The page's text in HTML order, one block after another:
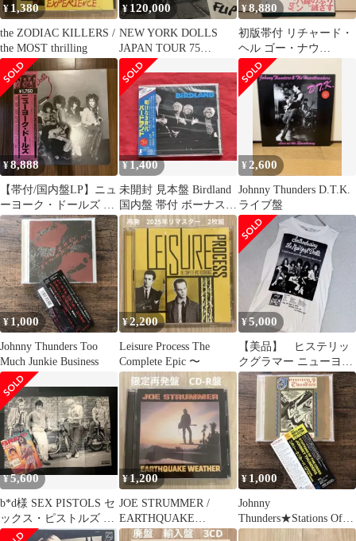
¥ 1,380
the ZODIAC KILLERS /
the MOST thrilling
¥ 120,000
NEW YORK DOLLS
JAPAN TOUR 75
memorabilia
¥8,880
初版帯付 リチャード・
ヘル ゴー・ナウ
RICHARD HELL GO
NOW
¥8,888
【帯付/国内盤LP】ニュ
ーヨーク・ドールズ 1st
アルバム (175R-8)
¥1,400
未開封 見本盤 Birdland
国内盤 帯付 ボーナスト
ラック4曲収録
¥ 2,600
Johnny Thunders D.T.K.
ライブ盤
¥ 1,000
Johnny Thunders Too
Much Junkie Business
¥2,200
Leisure Process The
Complete Epic 〜
¥5,000
【美品】 ヒステリッ
クグラマー ニューヨー
クドールズ ロックT
白 FREE
¥5,600
b*d様 SEX PISTOLS セ
ックス・ピストルズ 最
初期のポスター未使用
¥1,200
JOE STRUMMER /
EARTHQUAKE
WEATHER CD-R盤
¥ 1,000
Johnny
Thunders★Stations Of
The Cross★CD